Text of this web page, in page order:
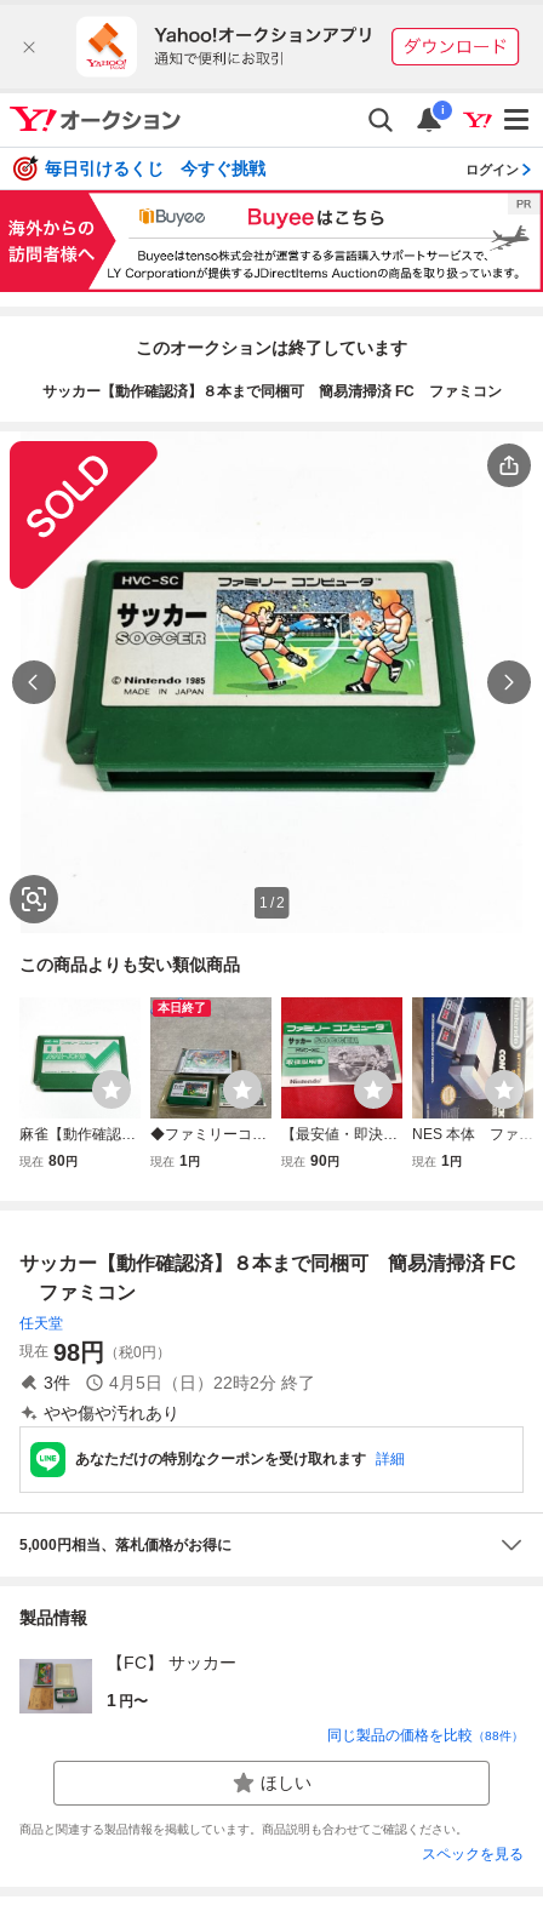
i
毎日引けるくじ 今すぐ挑戦 ログイン
このオークションは終了しています
サッカー【動作確認済】８本まで同梱可 簡易清掃済 FC ファミコン
1 /2
この商品よりも安い類似商品
麻雀【動作確認
済】８本まで同梱
現在 80円
本日終了
◆ファミリーコン
ピューター/ファミ
現在 1円
【最安値・即決】
FC ファミコン
ロ・ゲーム
現在 90円
NES 本体 ファミ
コン海外
現在 1円
サッカー【動作確認済】８本まで同梱可 簡易清掃済 FC
ファミコン
任天堂
現在 98円 （税0円）
3件 4月5日（日）22時2分 終了
やや傷や汚れあり
あなただけの特別なクーポンを受け取れます 詳細
5,000円相当、落札価格がお得に
製品情報
【FC】 サッカー
1 円〜
同じ製品の価格を比較 （88件）
ほしい
商品と関連する製品情報を掲載しています。商品説明も合わせてご確認ください。
スペックを見る